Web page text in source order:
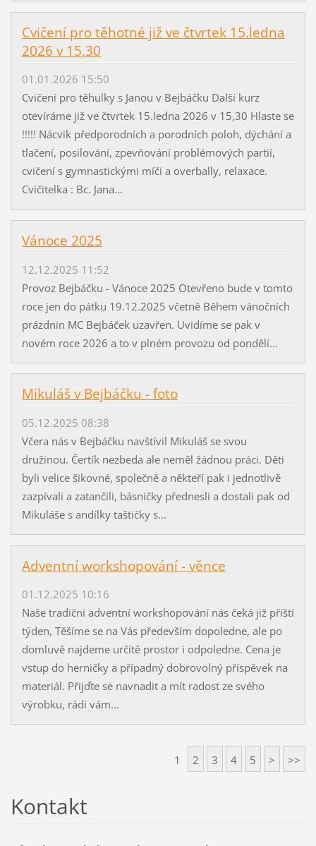
Cvičení pro těhotné již ve čtvrtek 15.ledna
2026 v 15,30
01.01.2026 15:50
Cvičení pro těhulky s Janou v Bejbáčku Další kurz
otevíráme již ve čtvrtek 15.ledna 2026 v 15,30 Hlaste se
!!!!! Nácvik předporodních a porodních poloh, dýchání a
tlačení, posilování, zpevňování problémových partií,
cvičení s gymnastickými míči a overbally, relaxace.
Cvičitelka : Bc. Jana...
Vánoce 2025
12.12.2025 11:52
Provoz Bejbáčku - Vánoce 2025 Otevřeno bude v tomto
roce jen do pátku 19.12.2025 včetně Během vánočních
prázdnin MC Bejbáček uzavřen. Uvidíme se pak v
novém roce 2026 a to v plném provozu od pondělí...
Mikuláš v Bejbáčku - foto
05.12.2025 08:38
Včera nás v Bejbáčku navštívil Mikuláš se svou
družinou. Čertík nezbeda ale neměl žádnou práci. Děti
byli velice šikovné, společně a někteří pak i jednotlivě
zazpívali a zatančili, básničky přednesli a dostali pak od
Mikuláše s andílky taštičky s...
Adventní workshopování - věnce
01.12.2025 10:16
Naše tradiční adventní workshopování nás čeká již příští
týden, Těšíme se na Vás především dopoledne, ale po
domluvě najdeme určitě prostor i odpoledne. Cena je
vstup do herničky a případný dobrovolný příspěvek na
materiál. Přijďte se navnadit a mít radost ze svého
výrobku, rádi vám...
1 2 3 4 5 > >>
Kontakt